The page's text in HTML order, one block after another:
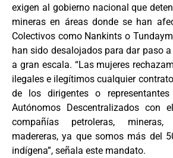
exigen al gobierno nacional que
mineras en áreas donde se han
Colectivos como Nankints o
han sido desalojados para dar paso
a gran escala. “Las mujeres
ilegales e ilegítimos cualquier
de los dirigentes o
Autónomos Descentralizados con
compañías petroleras,
madereras, ya que somos más del
indígena”, señala este mandato.